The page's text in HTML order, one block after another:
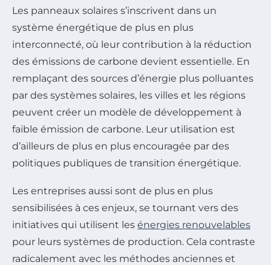
Les panneaux solaires s’inscrivent dans un
système énergétique de plus en plus
interconnecté, où leur contribution à la réduction
des émissions de carbone devient essentielle. En
remplaçant des sources d’énergie plus polluantes
par des systèmes solaires, les villes et les régions
peuvent créer un modèle de développement à
faible émission de carbone. Leur utilisation est
d’ailleurs de plus en plus encouragée par des
politiques publiques de transition énergétique.
Les entreprises aussi sont de plus en plus
sensibilisées à ces enjeux, se tournant vers des
initiatives qui utilisent les énergies renouvelables
pour leurs systèmes de production. Cela contraste
radicalement avec les méthodes anciennes et